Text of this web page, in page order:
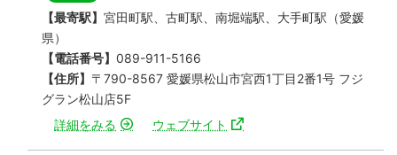
【最寄駅】 宮田町駅、古町駅、南堀端駅、大手町駅（愛媛
県）
【電話番号】 089-911-5166
【住所】 〒790-8567 愛媛県松山市宮西1丁目2番1号 フジ
グラン松山店5F
詳細をみる
ウェブサイト